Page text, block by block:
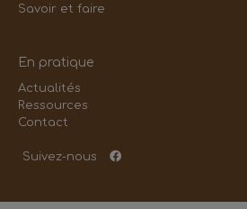
Savoir et faire
En pratique
Actualités
Ressources
Contact
Suivez-nous